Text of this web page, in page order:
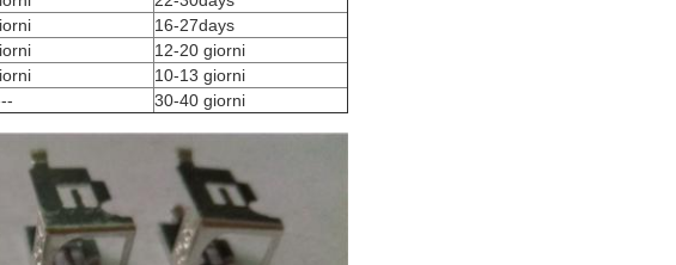
16-27days
12-20 giorni
10-13 giorni
30-40 giorni